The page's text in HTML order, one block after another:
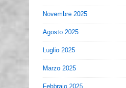
Novembre 2025
Agosto 2025
Luglio 2025
Marzo 2025
Febbraio 2025